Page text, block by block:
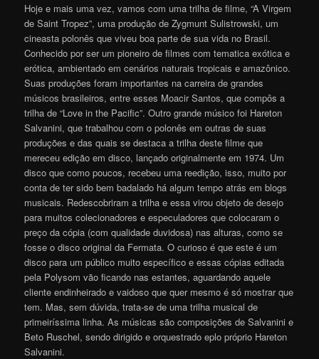
Hoje e mais uma vez, vamos com uma trilha de filme, “A Virgem
de Saint Tropez”, uma produção de Zygmunt Sulistrowski, um
cineasta polonês que viveu boa parte de sua vida no Brasil.
Conhecido por ser um pioneiro de filmes com tematica exótica e
erótica, ambientado em cenários naturais tropicais e amazônico.
Suas produções foram importantes na carreira de grandes
músicos brasileiros, entre esses Moacir Santos, que compôs a
trilha de “Love in the Pacific”. Outro grande músico foi Hareton
Salvanini, que trabalhou com o polonês em outras de suas
produções e das quais se destaca a trilha deste filme que
mereceu edição em disco, lançado originalmente em 1974. Um
disco que como poucos, recebeu uma reedição, isso, muito por
conta de ter sido bem badalado há algum tempo atrás em blogs
musicais. Redescobriram a trilha e essa virou objeto de desejo
para muitos colecionadores e especuladores que colocaram o
preço da cópia (com qualidade duvidosa) nas alturas, como se
fosse o disco original da Fermata. O curioso é que este é um
disco para um público muito específico e essas cópias editada
pela Polysom vão ficando nas estantes, aguardando aquele
cliente endinheirado e vaidoso que quer mesmo é só mostrar que
tem. Mas, sem dúvida, trata-se de uma trilha musical de
primeiríssima linha. As músicas são composições de Salvanini e
Beto Ruschel, sendo dirigido e orquestrado eplo próprio Hareton
Salvanini.